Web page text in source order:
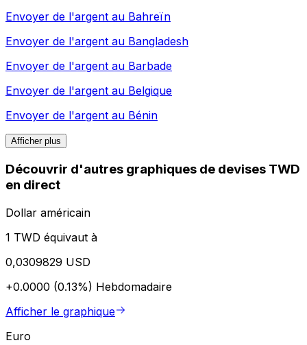
Envoyer de l'argent au Bahreïn
Envoyer de l'argent au Bangladesh
Envoyer de l'argent au Barbade
Envoyer de l'argent au Belgique
Envoyer de l'argent au Bénin
Afficher plus
Découvrir d'autres graphiques de devises TWD
en direct
Dollar américain
1 TWD équivaut à
0,0309829 USD
+0.0000 (0.13%) Hebdomadaire
Afficher le graphique
Euro